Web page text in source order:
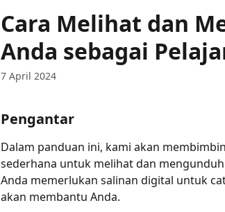
Cara Melihat dan
Anda sebagai
7 April 2024
Pengantar
Dalam panduan ini, kami akan
sederhana untuk melihat dan
Anda memerlukan salinan digital untuk
akan membantu Anda.